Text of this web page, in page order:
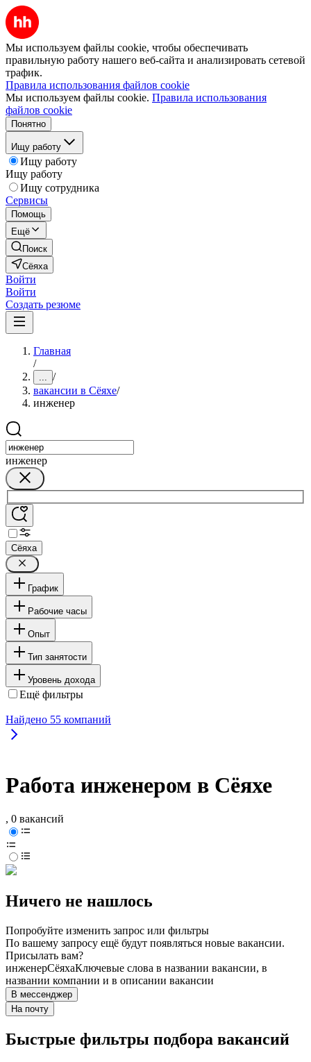
Мы используем файлы cookie, чтобы обеспечивать
правильную работу нашего веб-сайта и анализировать сетевой
трафик.
Правила использования файлов cookie
Мы используем файлы cookie. Правила использования
файлов cookie
Понятно
Ищу работу
Ищу работу
Ищу работу
Ищу сотрудника
Сервисы
Помощь
Ещё
Поиск
Сёяха
Войти
Войти
Создать резюме
Главная
/
... /
вакансии в Сёяхе/
инженер
инженер
Сёяха
График
Рабочие часы
Опыт
Тип занятости
Уровень дохода
Ещё фильтры
Найдено 55 компаний
Работа инженером в Сёяхе
, 0 вакансий
Ничего не нашлось
Попробуйте изменить запрос или фильтры
По вашему запросу ещё будут появляться новые вакансии.
Присылать вам?
инженерСёяхаКлючевые слова в названии вакансии, в
названии компании и в описании вакансии
В мессенджер
На почту
Быстрые фильтры подбора вакансий